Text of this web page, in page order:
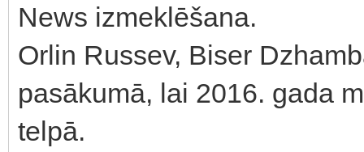
News izmeklēšana.
Orlin Russev, Biser
pasākumā, lai 2016. gada
telpā.